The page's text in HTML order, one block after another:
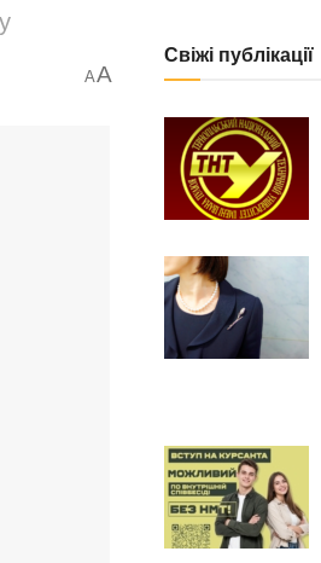
AA
Свіжі публікації